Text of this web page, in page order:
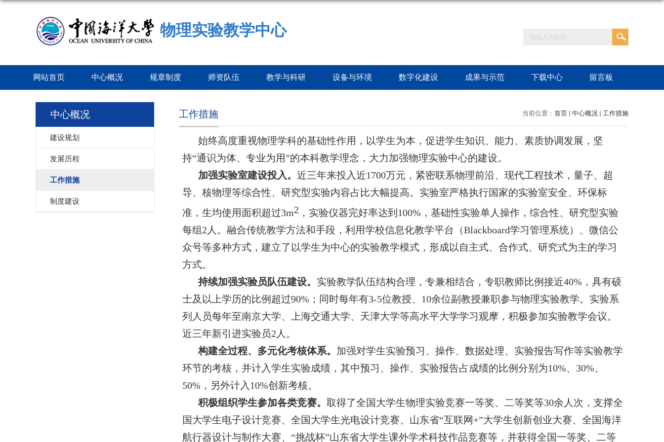
物理实验教学中心
网站首页 中心概况 规章制度 师资队伍 教学与科研 设备与环境 数字化建设 成果与示范 下载中心 留言板
中心概况
建设规划
发展历程
工作措施
制度建设
当前位置： 首页 中心概况 工作措施
工作措施
始终高度重视物理学科的基础性作用，以学生为本，促进学生知识、能力、素质协调发展，坚
持“通识为体、专业为用”的本科教学理念，大力加强物理实验中心的建设。
加强实验室建设投入。 近三年来投入近1700万元，紧密联系物理前沿、现代工程技术，量子、超
导、核物理等综合性、研究型实验内容占比大幅提高。实验室严格执行国家的实验室安全、环保标
准，生均使用面积超过3m2 ，实验仪器完好率达到 100% ，基础性实验单人操作，综合性、研究型实验
每组2 人。融合传统教学方法和手段，利用学校信息化教学平台（Blackboard学习管理系统）、微信公
众号等多种方式，建立了以学生为中心的实验教学模式，形成以自主式、合作式、研究式为主的学习
方式。
持续加强实验员队伍建设。 实验教学队伍结构合理，专兼相结合，专职教师比例接近40% ，具有硕
士及以上学历的比例超过90% ；同时每年有3-5位教授、 10余位副教授兼职参与物理实验教学。实验系
列人员每年至南京大学、上海交通大学、天津大学等高水平大学学习观摩，积极参加实验教学会议。
近三年新引进实验员2 人。
构建全过程、多元化考核体系。 加强对学生实验预习、操作、数据处理、实验报告写作等实验教学
环节的考核，并计入学生实验成绩，其中预习、操作、实验报告占成绩的比例分别为10%、 30%、
50% ，另外计入 10%创新考核。
积极组织学生参加各类竞赛。 取得了全国大学生物理实验竞赛一等奖、二等奖等30余人次，支撑全
国大学生电子设计竞赛、全国大学生光电设计竞赛、山东省“互联网+”大学生创新创业大赛、全国海洋
航行器设计与制作大赛、“挑战杯”山东省大学生课外学术科技作品竞赛等，并获得全国一等奖、二等